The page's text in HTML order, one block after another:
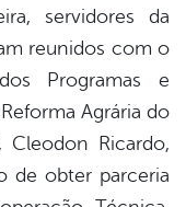
servidores da
reunidos com o
Programas e
Agrária do
Cleodon Ricardo,
de obter parceria